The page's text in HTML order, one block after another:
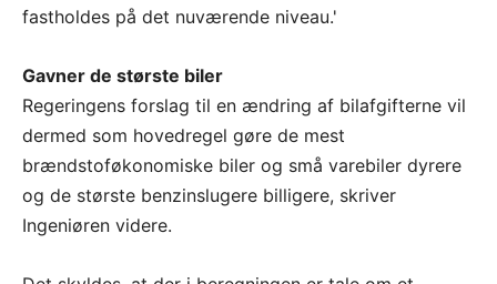
fastholdes på det nuværende niveau.'
Gavner de største biler
Regeringens forslag til en ændring af bilafgifterne vil
dermed som hovedregel gøre de mest
brændstoføkonomiske biler og små varebiler dyrere
og de største benzinslugere billigere, skriver
Ingeniøren videre.